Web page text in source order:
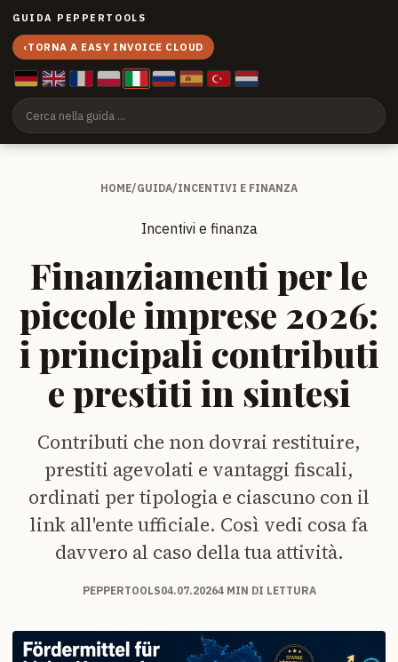
GUIDA PEPPERTOOLS
‹TORNA A EASY INVOICE CLOUD
HOME/GUIDA/INCENTIVI E FINANZA
Incentivi e finanza
Finanziamenti per le
piccole imprese 2026:
i principali contributi
e prestiti in sintesi
Contributi che non dovrai restituire,
prestiti agevolati e vantaggi fiscali,
ordinati per tipologia e ciascuno con il
link all'ente ufficiale. Così vedi cosa fa
davvero al caso della tua attività.
PEPPERTOOLS04.07.20264 MIN DI LETTURA